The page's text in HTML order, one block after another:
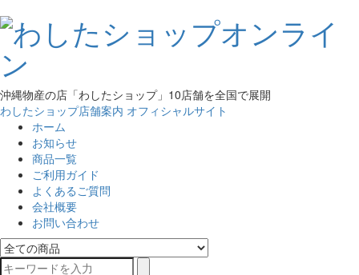
沖縄物産の店「わしたショップ」10店舗を全国で展開
わしたショップ店舗案内 オフィシャルサイト
ホーム
お知らせ
商品一覧
ご利用ガイド
よくあるご質問
会社概要
お問い合わせ